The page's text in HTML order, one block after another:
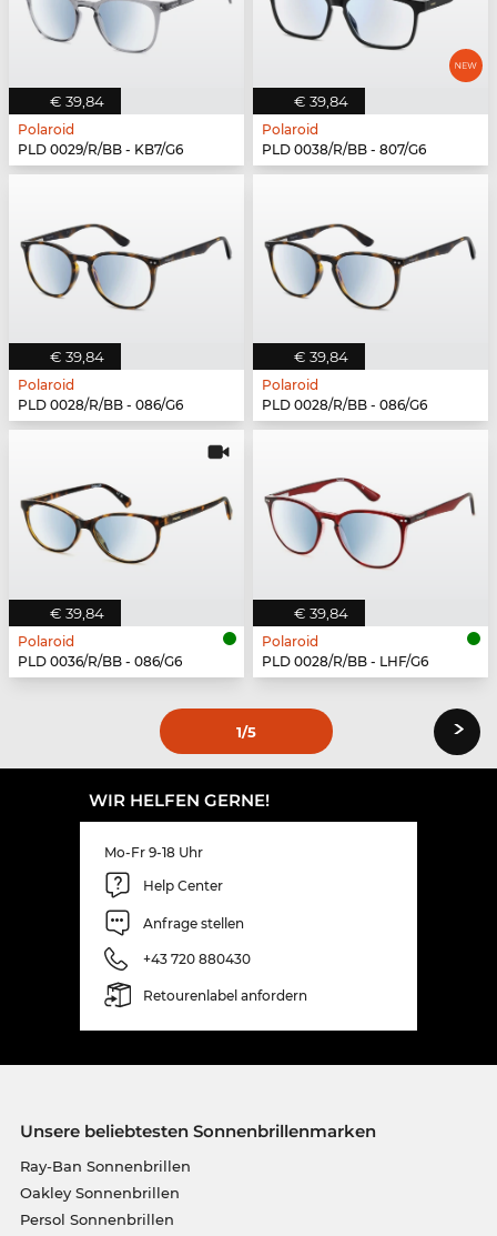
€ 39,84
Polaroid
PLD 0029/R/BB - KB7/G6
€ 39,84
Polaroid
PLD 0038/R/BB - 807/G6
€ 39,84
Polaroid
PLD 0028/R/BB - 086/G6
€ 39,84
Polaroid
PLD 0028/R/BB - 086/G6
€ 39,84
Polaroid
PLD 0036/R/BB - 086/G6
€ 39,84
Polaroid
PLD 0028/R/BB - LHF/G6
1/5 ›
WIR HELFEN GERNE!
Mo-Fr 9-18 Uhr
Help Center
Anfrage stellen
+43 720 880430
Retourenlabel anfordern
Unsere beliebtesten Sonnenbrillenmarken
Ray-Ban Sonnenbrillen
Oakley Sonnenbrillen
Persol Sonnenbrillen